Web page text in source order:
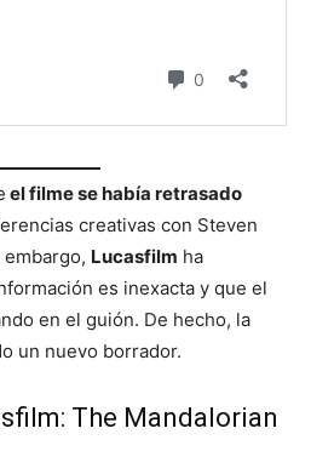
el filme se había retrasado
creativas con Steven
Lucasfilm ha
es inexacta y que el
en el guión. De hecho, la
un nuevo borrador.
The Mandalorian